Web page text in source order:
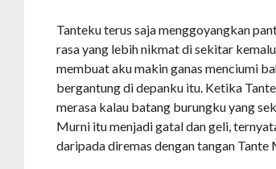
Tanteku terus saja menggoyangkan
rasa yang lebih nikmat di sekitar
membuat aku makin ganas menciumi
bergantung di depanku itu. Ketika
merasa kalau batang burungku yang
Murni itu menjadi gatal dan geli,
daripada diremas dengan tangan